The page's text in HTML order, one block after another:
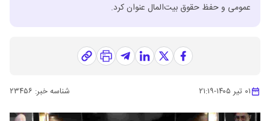
عمومی و حفظ حقوق بیت‌المال عنوان کرد.
۰۱ تیر ۱۴۰۵ -۲۱:۱۹ شناسه خبر: ۲۳۴۵۶